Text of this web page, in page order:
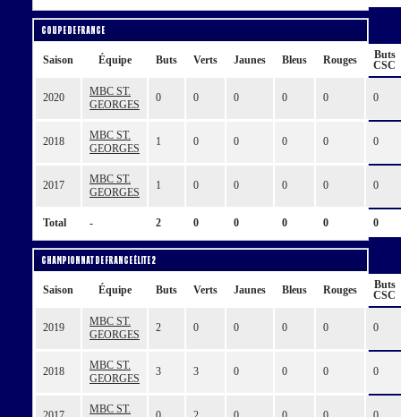
Coupe de France
Saison Équipe Buts Verts Jaunes Bleus Rouges
Buts
CSC
2020
MBC ST.
GEORGES
0 0 0 0 0 0
2018
MBC ST.
GEORGES
1 0 0 0 0 0
2017
MBC ST.
GEORGES
1 0 0 0 0 0
Total - 2 0 0 0 0 0
Championnat de France Élite 2
Saison Équipe Buts Verts Jaunes Bleus Rouges
Buts
CSC
2019
MBC ST.
GEORGES
2 0 0 0 0 0
2018
MBC ST.
GEORGES
3 3 0 0 0 0
MBC ST.